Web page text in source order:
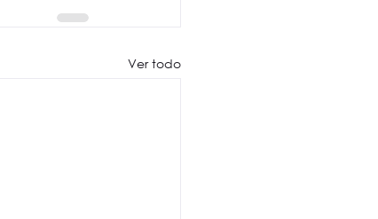
Ver todo